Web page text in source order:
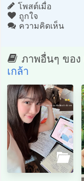
โพสต์เมื่อ
ถูกใจ
ความคิดเห็น
ภาพอื่นๆ ของ
เกล้า